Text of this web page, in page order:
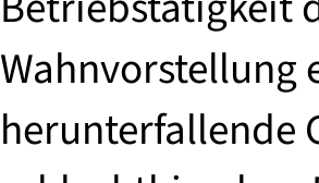
Wahnvorstellung
herunterfallende